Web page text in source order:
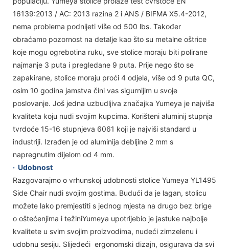
16139:2013 / AC: 2013 razina 2 i ANS / BIFMA X5.4-2012,
nema problema podnijeti više od 500 lbs. Također
obraćamo pozornost na detalje kao što su metalne oštrice
koje mogu ogrebotina ruku, sve stolice moraju biti polirane
najmanje 3 puta i pregledane 9 puta. Prije nego što se
zapakirane, stolice moraju proći 4 odjela, više od 9 puta QC,
osim 10 godina jamstva čini vas sigurnijim u svoje
poslovanje. Još jedna uzbudljiva značajka Yumeya je najviša
kvaliteta koju nudi svojim kupcima. Korišteni aluminij stupnja
tvrdoće 15-16 stupnjeva 6061 koji je najviši standard u
industriji. Izrađen je od aluminija debljine 2 mm s
napregnutim dijelom od 4 mm.
· Udobnost
Razgovarajmo o vrhunskoj udobnosti stolice Yumeya YL1495
Side Chair nudi svojim gostima. Budući da je lagan, stolicu
možete lako premjestiti s jednog mjesta na drugo bez brige
o oštećenjima i težiniYumeya upotrijebio je jastuke najbolje
kvalitete u svim svojim proizvodima, nudeći zimzelenu i
udobnu sesiju. Slijedeći ergonomski dizajn, osigurava da svi